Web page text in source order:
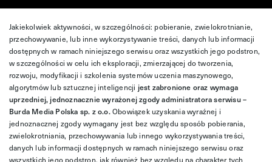
Jakiekolwiek aktywności, w szczególności: pobieranie, zwielokrotnianie,
przechowywanie, lub inne wykorzystywanie treści, danych lub informacji
dostępnych w ramach niniejszego serwisu oraz wszystkich jego podstron,
w szczególności w celu ich eksploracji, zmierzającej do tworzenia,
rozwoju, modyfikacji i szkolenia systemów uczenia maszynowego,
algorytmów lub sztucznej inteligencji jest zabronione oraz wymaga
uprzedniej, jednoznacznie wyrażonej zgody administratora serwisu –
Burda Media Polska sp. z o.o.Obowiązek uzyskania wyraźnej i
jednoznacznej zgody wymagany jest bez względu sposób pobierania,
zwielokrotniania, przechowywania lub innego wykorzystywania treści,
danych lub informacji dostępnych w ramach niniejszego serwisu oraz
wszystkich jego podstron, jak również bez względu na charakter tych